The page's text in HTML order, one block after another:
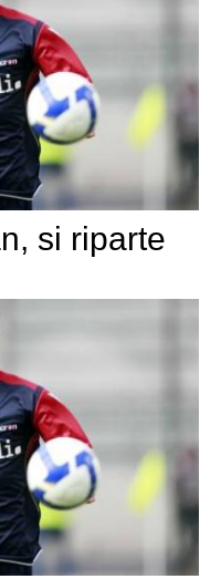
si riparte